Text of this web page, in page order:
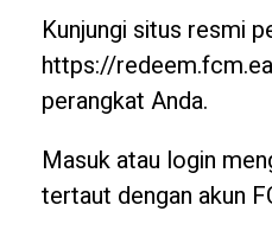
Kunjungi situs resmi
https://
perangkat Anda.
Masuk atau login
tertaut dengan akun